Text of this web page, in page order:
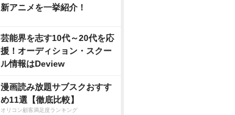
新アニメを一挙紹介！
芸能界を志す10代～20代を応
援！オーディション・スクー
ル情報はDeview
漫画読み放題サブスクおすす
め11選【徹底比較】
オリコン顧客満足度ランキング